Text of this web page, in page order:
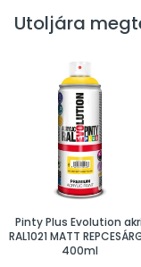
Utoljára
Pinty Plus Evolution
RAL1021 MATT
400ml